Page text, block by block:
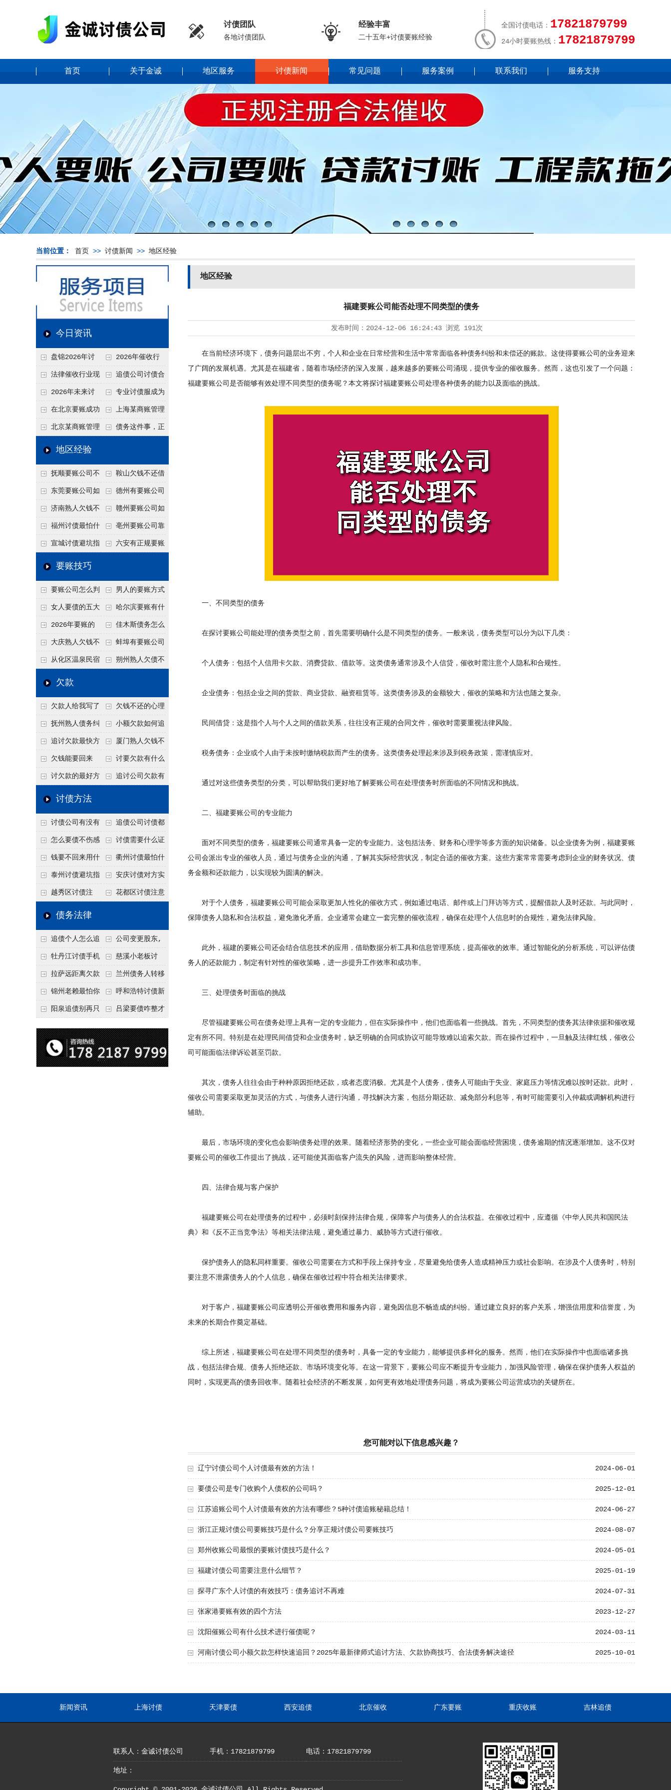
 讨债团队
各地讨债团队  经验丰富
二十五年+讨债要账经验
全国讨债电话： 17821879799
24小时要账热线： 17821879799
首页 关于金诚 地区服务 讨债新闻 常见问题 服务案例 联系我们 服务支持
当前位置： 首页 >> 讨债新闻 >> 地区经验
今日资讯
盘锦2026年讨
债新趋势
2026年催收行
业发展现状、竞争格
局及未来趋势分析
法律催收行业现
状、合规痛点与未来
发展趋势深度解析
追债公司讨债合
法方法总结
2026年未来讨
债要账公司发展趋势
专业讨债服成为
2026年的发展趋势
在北京要账成功
率高吗？未来追账公
司发展趋势引发行业
上海某商账管理
机构聚焦合规服务
北京某商账管理
服务机构持续提升合
力企业化解应收账款
难题
债务这件事，正
地区经验
抚顺要账公司不
敢透漏的追回方法是
什么？
鞍山欠钱不还借
口太多？2026年这3
句反问话术，直接把
他后路堵死
东莞要账公司如
何有效要账讨债？20
26年合法追债经验总
结！
德州有要账公司
吗？如何合法讨债才
不沾风险？
济南熟人欠钱不
还？
赣州要账公司如
何有效讨债？合法追
债四步秘籍
福州讨债最怕什
么？2026年这两个关
键细节，做错就很难
亳州要账公司靠
谱吗？合法讨债四步
宣城讨债避坑指
南：2026年这2个细
回！
六安有正规要账
要账技巧
要账公司怎么判
断这个案子能不能
接？接案评估的标准
男人的要账方式
是什么呢？
女人要债的五大
绝招,轻松搞定
哈尔滨要账有什
么合法手段？2026年
最新追账方式总结！
2026年要账的
七个小方法
佳木斯债务怎么
追回呢？2026年成功
要账就用这2招
大庆熟人欠钱不
还躲猫猫？2026年这
个“诉前调解”成功率
蚌埠有要账公司
吗？2026年这3个方
从化区温泉民宿
老板借钱不还？2026
施压，立马主动结清
朔州熟人欠债不
死账变活
欠款
欠款人给我写了
还款计划书有用吗？
书面承诺的法律效力
欠钱不还的心理
是什么？读懂欠款人
的心态催收事半功倍
抚州熟人债务纠
纷咋办？这一招好开
口
小额欠款如何追
讨
追讨欠款最快方
法是什么？
厦门熟人欠钱不
还？2026年合法秘
籍！
欠钱能要回来
吗？
讨要欠款有什么
好办法
讨欠款的最好方 追讨公司欠款有
讨债方法
讨债公司有没有
行业协会？正规机构
的行业自律和认证
追债公司讨债都
有哪些手段
怎么要债不伤感
情？
讨债需要什么证
据
钱要不回来用什
么方法要回来
衢州讨债最怕什
么？2026年这两个关
键细节，做错就很难
泰州讨债避坑指
南：2026年这2个细
节不注意，钱很难要
安庆讨债对方实
在没钱咋办？
越秀区讨债注
意！没有借条只有微
把钱要回来
花都区讨债注意
节点”催收最有效
债务法律
追债个人怎么追
回呢？2026年最新绝
招选择！
公司变更股东,
变更前的债权债务谁
承担
牡丹江讨债手机
搞定：2026年线上立
案追债全流程，足不
出户
慈溪小老板讨
债，2026年这2个本
地行业协会出面，比
法院传票快
拉萨远距离欠款
对方在牧区联系不
上，2026年委托当地
兰州债务人转移
财产后申请破产，20
26年破产程序里还能
锦州老赖最怕你
懂这1条，2026
罪”详解，能判刑
呼和浩特讨债新
招：2026年用“律师
成本低见效快
阳泉追债别再只
类隐形财产（公积
金、保单）也能执行
吕梁要债咋整才
调解渠道，比找公司
强
地区经验
福建要账公司能否处理不同类型的债务
发布时间： 2024-12-06 16:24:43 浏览 191次
在当前经济环境下，债务问题层出不穷，个人和企业在日常经营和生活中常常面临各种债务纠纷和未偿还的账款。这使得要账公司的业务迎来
了广阔的发展机遇。尤其是在福建省，随着市场经济的深入发展，越来越多的要账公司涌现，提供专业的催收服务。然而，这也引发了一个问题：
福建要账公司是否能够有效处理不同类型的债务呢？本文将探讨福建要账公司处理各种债务的能力以及面临的挑战。
一、不同类型的债务
在探讨要账公司能处理的债务类型之前，首先需要明确什么是不同类型的债务。一般来说，债务类型可以分为以下几类：
个人债务：包括个人信用卡欠款、消费贷款、借款等。这类债务通常涉及个人信贷，催收时需注意个人隐私和合规性。
企业债务：包括企业之间的货款、商业贷款、融资租赁等。这类债务涉及的金额较大，催收的策略和方法也随之复杂。
民间借贷：这是指个人与个人之间的借款关系，往往没有正规的合同文件，催收时需要重视法律风险。
税务债务：企业或个人由于未按时缴纳税款而产生的债务。这类债务处理起来涉及到税务政策，需谨慎应对。
通过对这些债务类型的分类，可以帮助我们更好地了解要账公司在处理债务时所面临的不同情况和挑战。
二、福建要账公司的专业能力
面对不同类型的债务，福建要账公司通常具备一定的专业能力。这包括法务、财务和心理学等多方面的知识储备。以企业债务为例，福建要账
公司会派出专业的催收人员，通过与债务企业的沟通，了解其实际经营状况，制定合适的催收方案。这些方案常常需要考虑到企业的财务状况、债
务金额和还款能力，以实现较为圆满的解决。
对于个人债务，福建要账公司可能会采取更加人性化的催收方式，例如通过电话、邮件或上门拜访等方式，提醒借款人及时还款。与此同时，
保障债务人隐私和合法权益，避免激化矛盾。企业通常会建立一套完整的催收流程，确保在处理个人信息时的合规性，避免法律风险。
此外，福建的要账公司还会结合信息技术的应用，借助数据分析工具和信息管理系统，提高催收的效率。通过智能化的分析系统，可以评估债
务人的还款能力，制定有针对性的催收策略，进一步提升工作效率和成功率。
三、处理债务时面临的挑战
尽管福建要账公司在债务处理上具有一定的专业能力，但在实际操作中，他们也面临着一些挑战。首先，不同类型的债务其法律依据和催收规
定有所不同。特别是在处理民间借贷和企业债务时，缺乏明确的合同或协议可能导致难以追索欠款。而在操作过程中，一旦触及法律红线，催收公
司可能面临法律诉讼甚至罚款。
其次，债务人往往会由于种种原因拒绝还款，或者态度消极。尤其是个人债务，债务人可能由于失业、家庭压力等情况难以按时还款。此时，
催收公司需要采取更加灵活的方式，与债务人进行沟通，寻找解决方案，包括分期还款、减免部分利息等，有时可能需要引入仲裁或调解机构进行
辅助。
最后，市场环境的变化也会影响债务处理的效果。随着经济形势的变化，一些企业可能会面临经营困境，债务逾期的情况逐渐增加。这不仅对
要账公司的催收工作提出了挑战，还可能使其面临客户流失的风险，进而影响整体经营。
四、法律合规与客户保护
福建要账公司在处理债务的过程中，必须时刻保持法律合规，保障客户与债务人的合法权益。在催收过程中，应遵循《中华人民共和国民法
典》和《反不正当竞争法》等相关法律法规，避免通过暴力、威胁等方式进行催收。
保护债务人的隐私同样重要。催收公司需要在方式和手段上保持专业，尽量避免给债务人造成精神压力或社会影响。在涉及个人债务时，特别
要注意不泄露债务人的个人信息，确保在催收过程中符合相关法律要求。
对于客户，福建要账公司应透明公开催收费用和服务内容，避免因信息不畅造成的纠纷。通过建立良好的客户关系，增强信用度和信誉度，为
未来的长期合作奠定基础。
综上所述，福建要账公司在处理不同类型的债务时，具备一定的专业能力，能够提供多样化的服务。然而，他们在实际操作中也面临诸多挑
战，包括法律合规、债务人拒绝还款、市场环境变化等。在这一背景下，要账公司应不断提升专业能力，加强风险管理，确保在保护债务人权益的
同时，实现更高的债务回收率。随着社会经济的不断发展，如何更有效地处理债务问题，将成为要账公司运营成功的关键所在。
您可能对以下信息感兴趣？
2024-06-01
辽宁讨债公司个人讨债最有效的方法！
2025-12-01
要债公司是专门收购个人债权的公司吗？
2024-06-27
江苏追账公司个人讨债最有效的方法有哪些？5种讨债追账秘籍总结！
2024-08-07
浙江正规讨债公司要账技巧是什么？分享正规讨债公司要账技巧
2024-05-01
郑州收账公司最恨的要账讨债技巧是什么？
2025-01-19
福建讨债公司需要注意什么细节？
2024-07-31
探寻广东个人讨债的有效技巧：债务追讨不再难
2023-12-27
张家港要账有效的四个方法
2024-03-11
沈阳催账公司有什么技术进行催债呢？
2025-10-01
河南讨债公司小额欠款怎样快速追回？2025年最新律师式追讨方法、欠款协商技巧、合法债务解决途径
新闻资讯 上海讨债 天津要债 西安追债 北京催收 广东要账 重庆收账 吉林追债
联系人：金诚讨债公司 手机：17821879799 电话：17821879799
地址：